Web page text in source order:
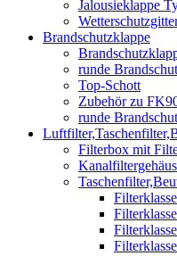
Jalousieklappe
Brandschutzklappe
runde
Top-Schott
Zubehör zu
runde
Filterbox mit